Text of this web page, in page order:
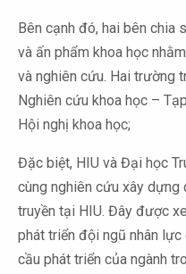
Bên cạnh đó, hai bên chia
và ấn phẩm khoa học
và nghiên cứu. Hai trường
Nghiên cứu khoa học –
Hội nghị khoa học;
Đặc biệt, HIU và Đại học
cùng nghiên cứu xây
truyền tại HIU. Đây được
phát triển đội ngũ nhân
cầu phát triển của ngành